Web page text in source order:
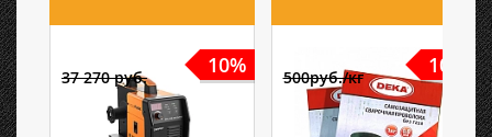
10%
37 270 руб. 10%
500руб./кг